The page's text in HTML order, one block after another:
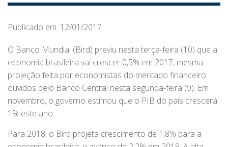
Publicado em: 12/01/2017
O Banco Mundial (Bird) previu nesta terça-feira (10) que a
economia brasileira vai crescer 0,5% em 2017, mesma
projeção feita por economistas do mercado financeiro
ouvidos pelo Banco Central nesta segunda-feira (9). Em
novembro, o governo estimou que o PIB do país crescerá
1% este ano.
Para 2018, o Bird projeta crescimento de 1,8% para a